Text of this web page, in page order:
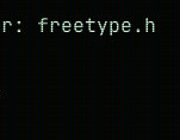
freetype.h